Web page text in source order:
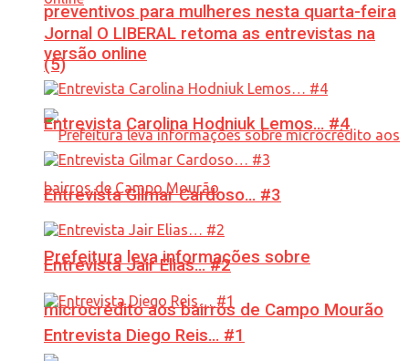
preventivos para mulheres nesta quarta-feira
(5)
Prefeitura leva informações sobre
microcrédito aos bairros de Campo Mourão
Jornal O LIBERAL retoma as entrevistas na
versão online
Entrevista Carolina Hodniuk Lemos… #4
Entrevista Gilmar Cardoso… #3
Entrevista Jair Elias… #2
Entrevista Diego Reis… #1